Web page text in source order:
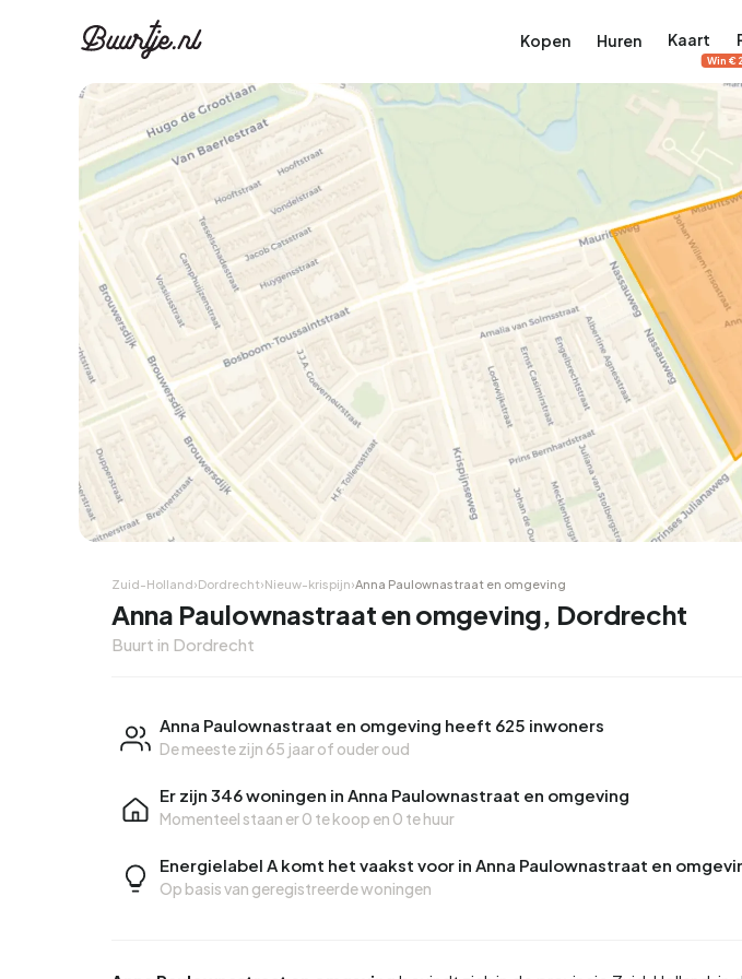
Kopen Huren Kaart
Win
Zuid-Holland›Dordrecht›Nieuw-krispijn›Anna Paulownastraat en omgeving
Anna Paulownastraat en omgeving, Dordrecht
Buurt in Dordrecht
Anna Paulownastraat en omgeving heeft 625 inwoners
De meeste zijn 65 jaar of ouder oud
Er zijn 346 woningen in Anna Paulownastraat en omgeving
Momenteel staan er0 te koop en 0 te huur
Energielabel A komt het vaakst voor in Anna Paulownastraat en
Op basis van geregistreerde woningen